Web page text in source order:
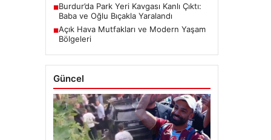
■Burdur’da Park Yeri Kavgası Kanlı Çıktı:
Baba ve Oğlu Bıçakla Yaralandı
■Açık Hava Mutfakları ve Modern Yaşam
Bölgeleri
Güncel